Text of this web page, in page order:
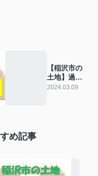
【稲沢市の
土地】過去
の販売事例
2024.03.09
め記事